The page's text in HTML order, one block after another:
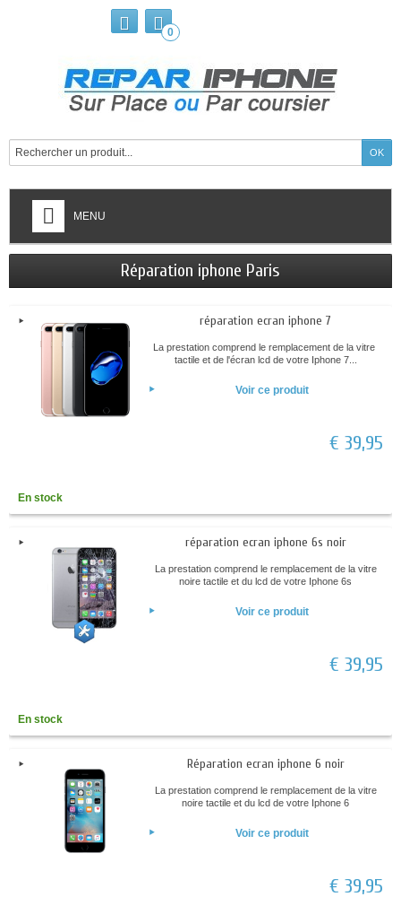
0
MENU
Réparation iphone Paris
réparation ecran iphone 7
La prestation comprend le remplacement de la vitre
tactile et de l'écran lcd de votre Iphone 7...
Voir ce produit
€ 39,95
En stock
réparation ecran iphone 6s noir
La prestation comprend le remplacement de la vitre
noire tactile et du lcd de votre Iphone 6s
Voir ce produit
€ 39,95
En stock
Réparation ecran iphone 6 noir
La prestation comprend le remplacement de la vitre
noire tactile et du lcd de votre Iphone 6
Voir ce produit
€ 39,95